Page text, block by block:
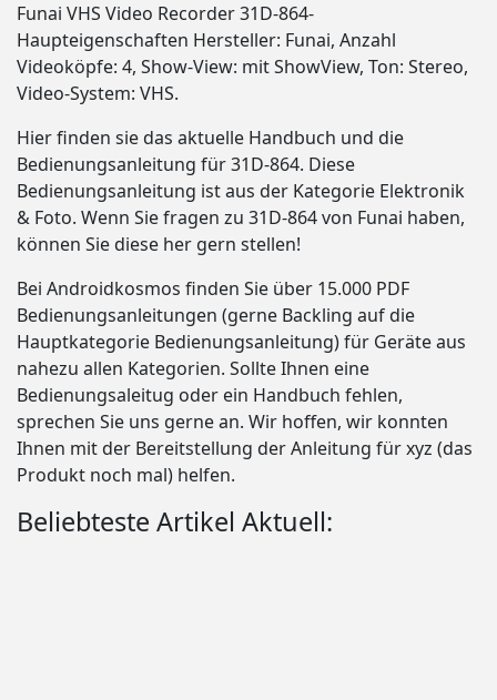
Funai VHS Video Recorder 31D-864-
Haupteigenschaften Hersteller: Funai, Anzahl
Videoköpfe: 4, Show-View: mit ShowView, Ton: Stereo,
Video-System: VHS.
Hier finden sie das aktuelle Handbuch und die
Bedienungsanleitung für 31D-864. Diese
Bedienungsanleitung ist aus der Kategorie Elektronik
& Foto. Wenn Sie fragen zu 31D-864 von Funai haben,
können Sie diese her gern stellen!
Bei Androidkosmos finden Sie über 15.000 PDF
Bedienungsanleitungen (gerne Backling auf die
Hauptkategorie Bedienungsanleitung) für Geräte aus
nahezu allen Kategorien. Sollte Ihnen eine
Bedienungsaleitug oder ein Handbuch fehlen,
sprechen Sie uns gerne an. Wir hoffen, wir konnten
Ihnen mit der Bereitstellung der Anleitung für xyz (das
Produkt noch mal) helfen.
Beliebteste Artikel Aktuell: